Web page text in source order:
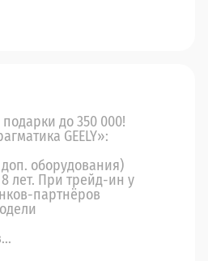
до 350 000!
GEELY»:
оборудования)
лет. При трейд-ин у
партнёров